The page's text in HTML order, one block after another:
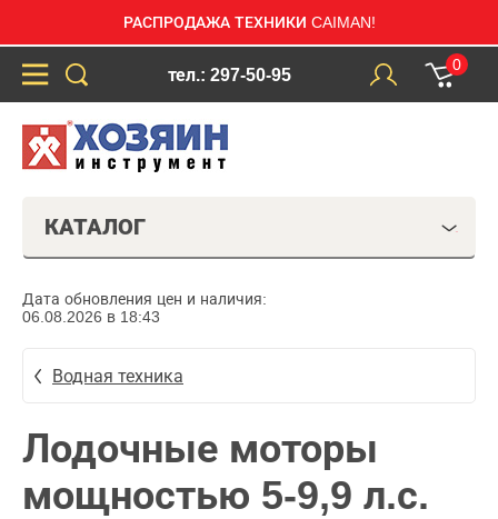
РАСПРОДАЖА ТЕХНИКИ CAIMAN!
тел.: 297-50-95
0
КАТАЛОГ
Дата обновления цен и наличия:
06.08.2026 в 18:43
Водная техника
Лодочные моторы
мощностью 5-9,9 л.с.